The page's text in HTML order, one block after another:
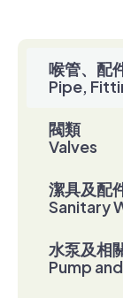
喉管、配
Pipe,
閥類
Valves
潔具及配
Sanitary
水泵及相
Pump